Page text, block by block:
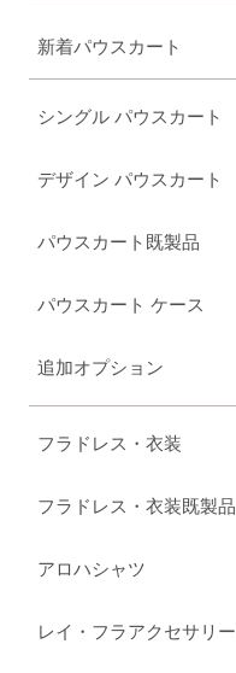
新着パウスカート
シングル パウスカート
デザイン パウスカート
パウスカート既製品
パウスカート ケース
追加オプション
フラドレス・衣装
フラドレス・衣装既製品
アロハシャツ
レイ・フラアクセサリー